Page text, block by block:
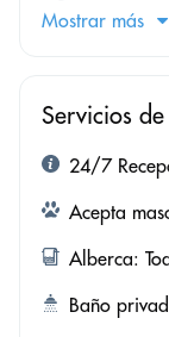
Mostrar más
Servicios
24/7
Acepta
Alberca:
Baño